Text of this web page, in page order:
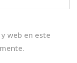
web en este